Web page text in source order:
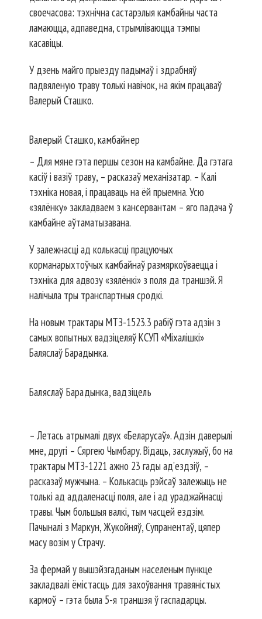
своечасова: тэхнічна састарэлыя камбайны часта
ламаюцца, адпаведна, стрымліваюцца тэмпы
касавіцы.
У дзень майго прыезду падымаў і здрабняў
падвяленую траву толькі навічок, на якім працаваў
Валерый Сташко.
Валерый Сташко, камбайнер
– Для мяне гэта першы сезон на камбайне. Да гэтага
касіў і вазіў траву, – расказаў механізатар. – Калі
тэхніка новая, і працаваць на ёй прыемна. Усю
«зялёнку» закладваем з кансервантам – яго падача ў
камбайне аўтаматызавана.
У залежнасці ад колькасці працуючых
корманарыхтоўчых камбайнаў размяркоўваецца і
тэхніка для адвозу «зялёнкі» з поля да траншэй. Я
налічыла тры транспартныя сродкі.
На новым трактары МТЗ-1523.3 рабіў гэта адзін з
самых вопытных вадзіцеляў КСУП «Міхалішкі»
Баляслаў Барадынка.
Баляслаў Барадынка, вадзіцель
– Летась атрымалі двух «Беларусаў». Адзін даверылі
мне, другі – Сяргею Чымбару. Відаць, заслужыў, бо на
трактары МТЗ-1221 ажно 23 гады ад’ездзіў, –
расказаў мужчына. – Колькасць рэйсаў залежыць не
толькі ад аддаленасці поля, але і ад ураджайнасці
травы. Чым большыя валкі, тым часцей ездзім.
Пачыналі з Маркун, Жукойняў, Супранентаў, цяпер
масу возім у Страчу.
За фермай у вышэйзгаданым населеным пункце
закладвалі ёмістасць для захоўвання травяністых
кармоў – гэта была 5-я траншэя ў гаспадарцы.